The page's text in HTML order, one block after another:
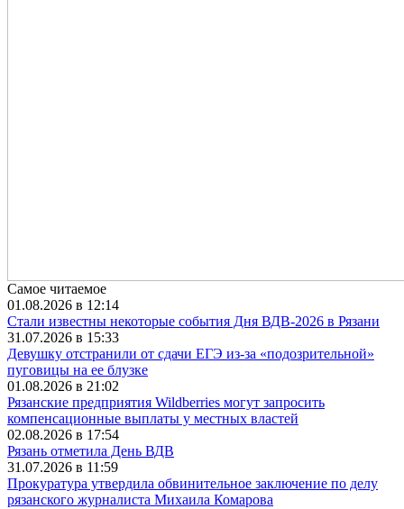
Самое читаемое
01.08.2026 в 12:14
Стали известны некоторые события Дня ВДВ-2026 в Рязани
31.07.2026 в 15:33
Девушку отстранили от сдачи ЕГЭ из-за «подозрительной»
пуговицы на ее блузке
01.08.2026 в 21:02
Рязанские предприятия Wildberries могут запросить
компенсационные выплаты у местных властей
02.08.2026 в 17:54
Рязань отметила День ВДВ
31.07.2026 в 11:59
Прокуратура утвердила обвинительное заключение по делу
рязанского журналиста Михаила Комарова